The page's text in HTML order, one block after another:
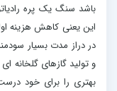
باشد سنگ یک پره
این یعنی کاهش هزینه
در دراز مدت بسیار
و تولید گازهای گلخانه
بهتری را برای خود